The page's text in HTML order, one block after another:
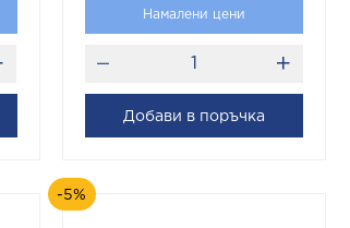
Намалени цени
Добави в поръчка
-5%